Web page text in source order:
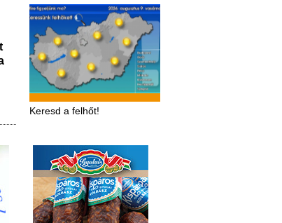
Keresd a felhőt!